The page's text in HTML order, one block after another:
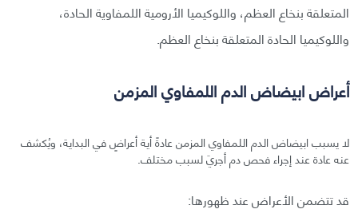
المتعلقة بنخاع العظم، واللوكيميا الأرومية اللمفاوية الحادة،
واللوكيميا الحادة المتعلقة بنخاع العظم.
أعراض ابيضاض الدم اللمفاوي المزمن
لا يسبب ابيضاض الدم اللمفاوي المزمن عادةً أية أعراضٍ في البداية، ويُكشف
عنه عادة عند إجراء فحص دم أجريَ لسبب مختلف.
قد تتضمن الأعراض عند ظهورها: